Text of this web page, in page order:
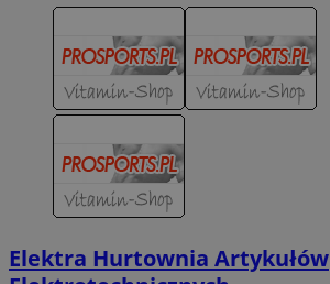
Elektra Hurtownia Artykułów